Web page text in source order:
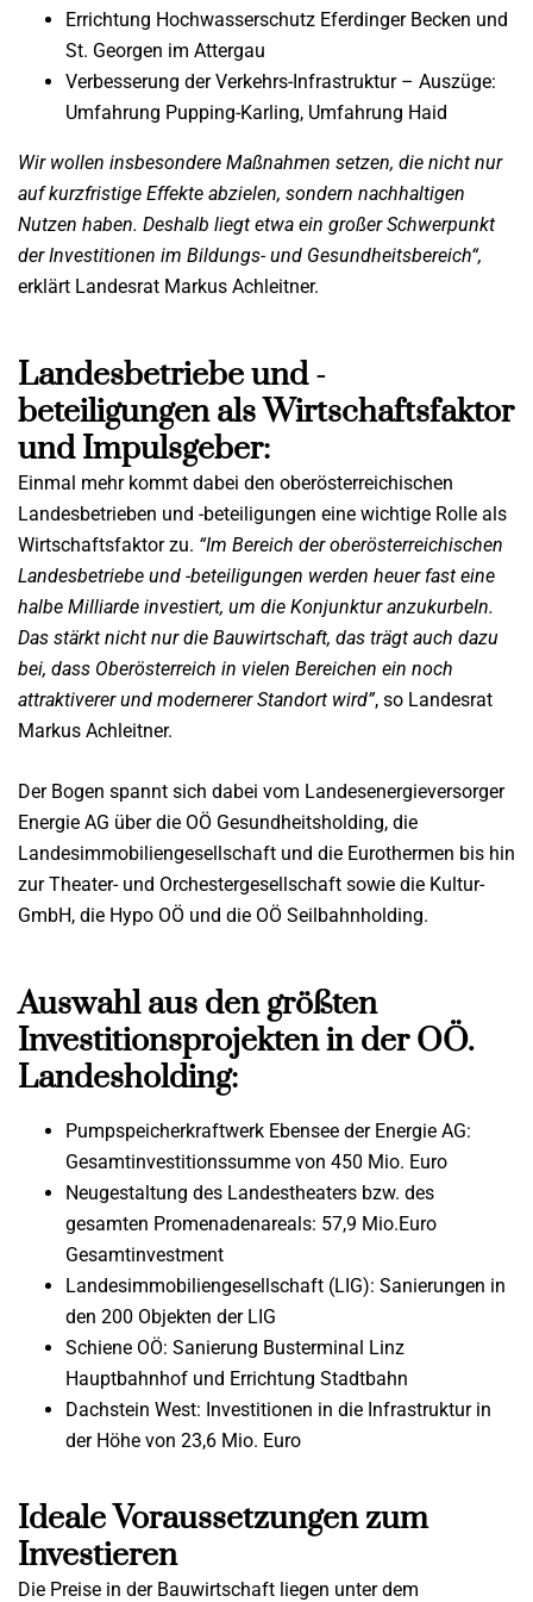
Errichtung Hochwasserschutz Eferdinger Becken und
St. Georgen im Attergau
Verbesserung der Verkehrs-Infrastruktur – Auszüge:
Umfahrung Pupping-Karling, Umfahrung Haid
Wir wollen insbesondere Maßnahmen setzen, die nicht nur
auf kurzfristige Effekte abzielen, sondern nachhaltigen
Nutzen haben. Deshalb liegt etwa ein großer Schwerpunkt
derInvestitionen im Bildungs- und Gesundheitsbereich“,
erklärt Landesrat Markus Achleitner.
Landesbetriebe und -
beteiligungen als Wirtschaftsfaktor
und Impulsgeber:
Einmal mehr kommt dabei den oberösterreichischen
Landesbetrieben und -beteiligungen eine wichtige Rolle als
Wirtschaftsfaktor zu. “Im Bereich der oberösterreichischen
Landesbetriebe und -beteiligungen werden heuer fast eine
halbe Milliarde investiert, um die Konjunktur anzukurbeln.
Das stärkt nicht nur die Bauwirtschaft, das trägt auch dazu
bei, dass Oberösterreich in vielen Bereichen ein noch
attraktiverer und modernerer Standort wird”, so Landesrat
Markus Achleitner.
Der Bogen spannt sich dabei vom Landesenergieversorger
Energie AG über die OÖ Gesundheitsholding, die
Landesimmobiliengesellschaft und die Eurothermen bis hin
zur Theater- und Orchestergesellschaft sowie die Kultur-
GmbH, die Hypo OÖ und die OÖ Seilbahnholding.
Auswahl aus den größten
Investitionsprojekten in der OÖ.
Landesholding:
Pumpspeicherkraftwerk Ebensee der Energie AG:
Gesamtinvestitionssumme von 450 Mio. Euro
Neugestaltung des Landestheaters bzw. des
gesamten Promenadenareals: 57,9 Mio.Euro
Gesamtinvestment
Landesimmobiliengesellschaft (LIG): Sanierungen in
den 200 Objekten der LIG
Schiene OÖ: Sanierung Busterminal Linz
Hauptbahnhof und Errichtung Stadtbahn
Dachstein West: Investitionen in die Infrastruktur in
der Höhe von 23,6 Mio. Euro
Ideale Voraussetzungen zum
Investieren
Die Preise in der Bauwirtschaft liegen unter dem